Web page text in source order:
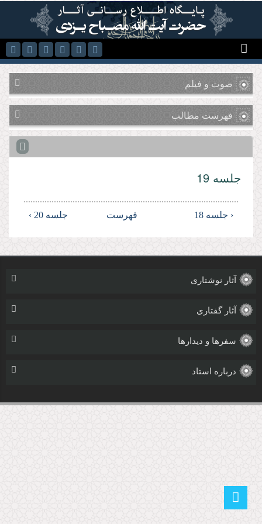
رفتن به محتوای اصلی
صوت و فیلم
فهرست مطالب
جلسه 19
‹ جلسه 18 فهرست جلسه 20 ›
آثار نوشتاری
آثار گفتاری
سفرها و دیدارها
درباره استاد